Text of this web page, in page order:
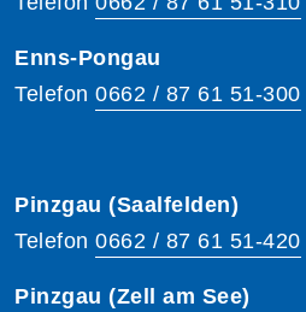
Enns-Pongau
Telefon 0662 / 87 61 51-300
Pinzgau (Saalfelden)
Telefon 0662 / 87 61 51-420
Pinzgau (Zell am See)